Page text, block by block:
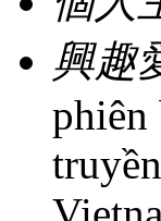
興趣
phiên